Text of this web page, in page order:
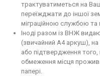
трактуватиметься на
переїжджати до іншої
міграційною службою та
Іноді разом із ВНЖ
(звичайний А4 аркуш),
або підтвердження
обмеження місця
папері.